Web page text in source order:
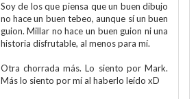
Soy de los que piensa que un buen dibujo
no hace un buen tebeo, aunque sí un buen
guion. Millar no hace un buen guion ni una
historia disfrutable, al menos para mí.
Otra chorrada más. Lo siento por Mark.
Más lo siento por mí al haberlo leído xD